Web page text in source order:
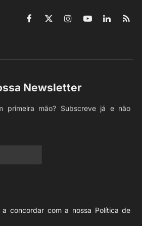
Facebook
X
InstagramYouTubeLinkedInRSS
Newsletter
primeira mão? Subscreve já e não
concordar com a nossa Política de